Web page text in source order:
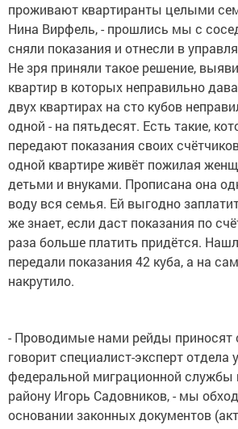
проживают квартиранты целыми
Нина Вирфель, - прошлись мы с
сняли показания и отнесли в
Не зря приняли такое решение,
квартир в которых неправильно
двух квартирах на сто кубов
одной - на пятьдесят. Есть такие,
передают показания своих
одной квартире живёт пожилая
детьми и внуками. Прописана она
воду вся семья. Ей выгодно
же знает, если даст показания по
раза больше платить придётся.
передали показания 42 куба, а на
накрутило.
- Проводимые нами рейды приносят
говорит специалист-эксперт отдела
федеральной миграционной службы
району Игорь Садовников, - мы
основании законных документов